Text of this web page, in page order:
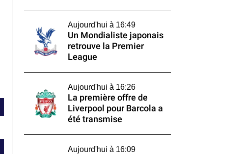
Aujourd'hui à 16:49
Un Mondialiste japonais
retrouve la Premier
League
Aujourd'hui à 16:26
La première offre de
Liverpool pour Barcola a
été transmise
Aujourd'hui à 16:09